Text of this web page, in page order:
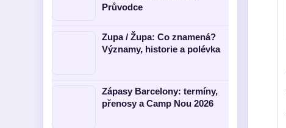
Průvodce
Zupa / Župa: Co znamená?
Významy, historie a polévka
Zápasy Barcelony: termíny,
přenosy a Camp Nou 2026